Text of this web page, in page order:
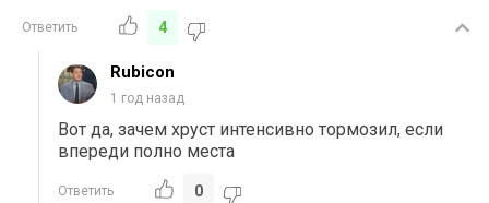
Ответить 4
Rubicon
1 год назад
Вот да, зачем хруст интенсивно тормозил, если
впереди полно места
Ответить 0